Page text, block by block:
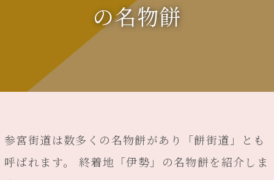
の名物餅
参宮街道は数多くの名物餅があり「餅街道」とも
呼ばれます。 終着地「伊勢」の名物餅を紹介しま